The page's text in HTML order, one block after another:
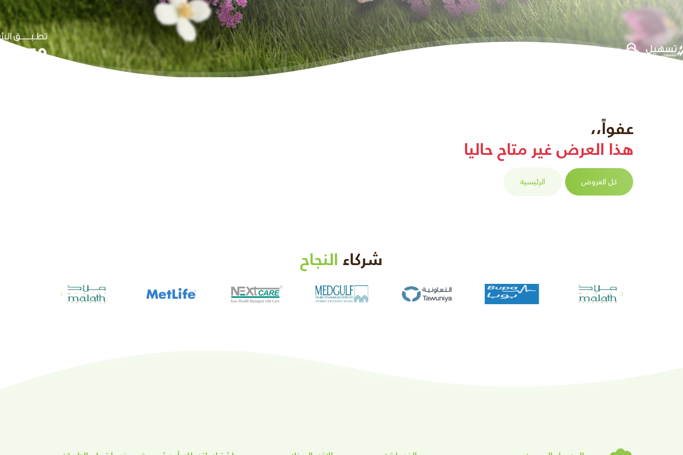
عفواً،،
هذا العرض غير متاح حاليا
كل العروض الرئيسية
شركاء النجاح